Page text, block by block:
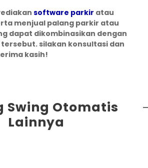
software parkir atau
menjual palang parkir atau
dapat dikombinasikan dengan
silakan konsultasi dan
kasih!
Swing Otomatis
Lainnya